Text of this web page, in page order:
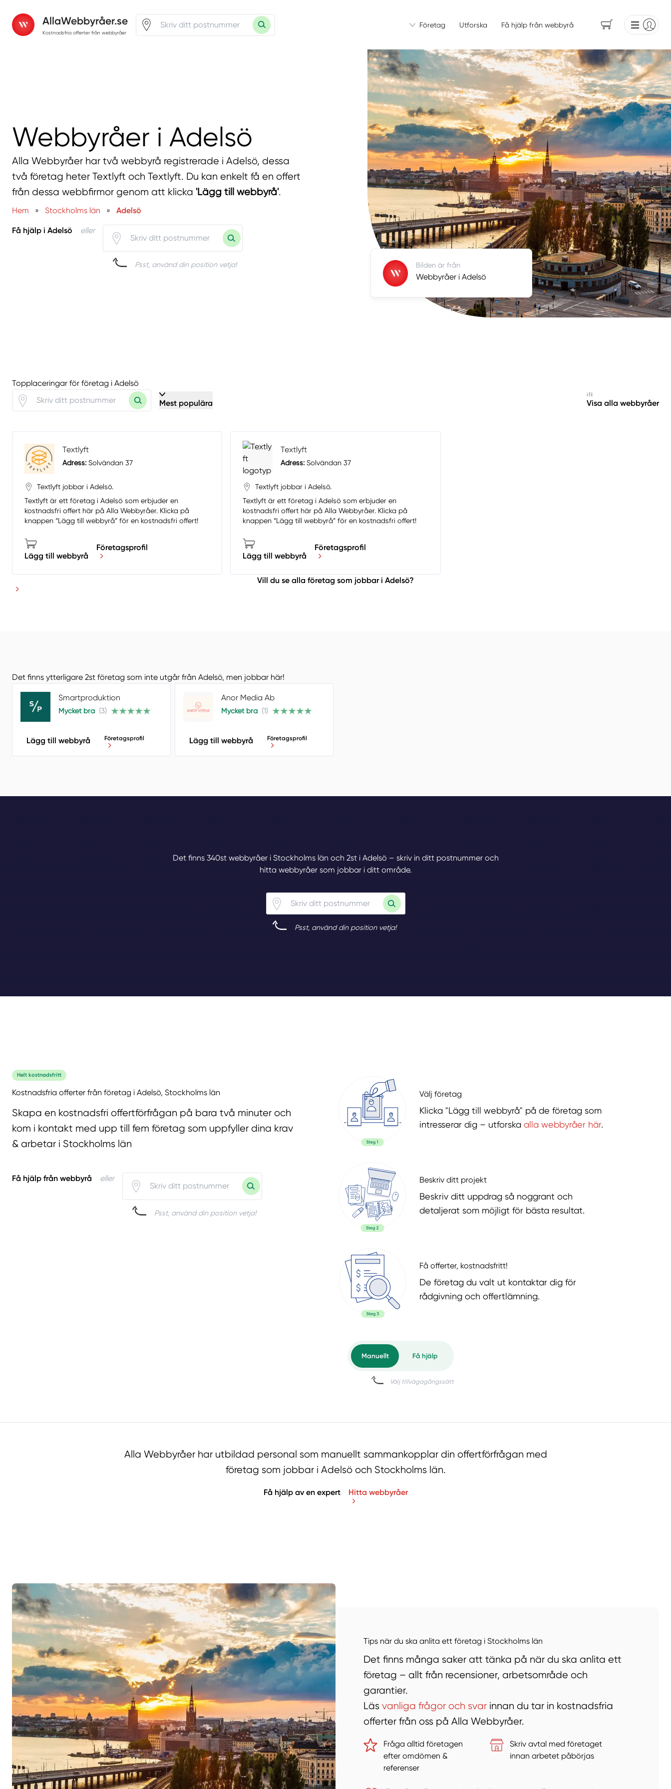
AllaWebbyråer.se
Kostnadsfria offerter från webbyråer
Företag Utforska Få hjälp från webbyrå
Webbyråer i Adelsö
Alla Webbyråer har två webbyrå registrerade i Adelsö, dessa
två företag heter Textlyft och Textlyft. Du kan enkelt få en offert
från dessa webbfirmor genom att klicka 'Lägg till webbyrå'.
Hem » Stockholms län » Adelsö
Få hjälp i Adelsö eller
Psst, använd din position vetja! Bilden är från
Webbyråer i Adelsö
Topplaceringar för företag i Adelsö
Mest populära Visa alla webbyråer
Textlyft
Adress: Solvändan 37
Textlyft jobbar i Adelsö.
Textlyft är ett företag i Adelsö som erbjuder en
kostnadsfri offert här på Alla Webbyråer. Klicka på
knappen “Lägg till webbyrå” för en kostnadsfri offert!
Lägg till webbyrå
Företagsprofil
Textlyft
Adress: Solvändan 37
Textlyft jobbar i Adelsö.
Textlyft är ett företag i Adelsö som erbjuder en
kostnadsfri offert här på Alla Webbyråer. Klicka på
knappen “Lägg till webbyrå” för en kostnadsfri offert!
Lägg till webbyrå
Företagsprofil
Vill du se alla företag som jobbar i Adelsö?
Det finns ytterligare 2st företag som inte utgår från Adelsö, men jobbar här!
Smartproduktion
Mycket bra (3)
Lägg till webbyrå Företagsprofil
Anor Media Ab
Mycket bra (1)
Lägg till webbyrå Företagsprofil
Det finns 340st webbyråer i Stockholms län och 2st i Adelsö – skriv in ditt postnummer och
hitta webbyråer som jobbar i ditt område.
Psst, använd din position vetja!
Helt kostnadsfritt
Kostnadsfria offerter från företag i Adelsö, Stockholms län
Skapa en kostnadsfri offertförfrågan på bara två minuter och
kom i kontakt med upp till fem företag som uppfyller dina krav
& arbetar i Stockholms län
Få hjälp från webbyrå eller
Psst, använd din position vetja!
Välj företag
Klicka "Lägg till webbyrå" på de företag som
intresserar dig – utforska alla webbyråer här.
Beskriv ditt projekt
Beskriv ditt uppdrag så noggrant och
detaljerat som möjligt för bästa resultat.
Få offerter, kostnadsfritt!
De företag du valt ut kontaktar dig för
rådgivning och offertlämning.
Alla Webbyråer har utbildad personal som manuellt sammankopplar din offertförfrågan med
företag som jobbar i Adelsö och Stockholms län.
Få hjälp av en expert Hitta webbyråer
Tips när du ska anlita ett företag i Stockholms län
Det finns många saker att tänka på när du ska anlita ett
företag – allt från recensioner, arbetsområde och
garantier.
Läs vanliga frågor och svar innan du tar in kostnadsfria
offerter från oss på Alla Webbyråer.
Fråga alltid företagen
efter omdömen &
referenser
Skriv avtal med företaget
innan arbetet påbörjas